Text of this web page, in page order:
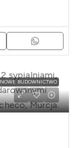
NOWE BUDOWNICTWO